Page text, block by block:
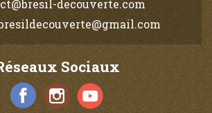
decouverte.com
Sociaux